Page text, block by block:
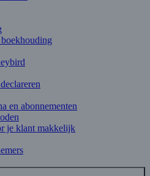
en abonnementen
je klant makkelijk